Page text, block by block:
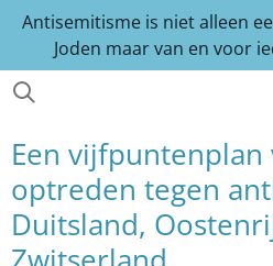
Ga
naar
de
Antisemitisme is niet alleen
Joden maar van en voor
Een
optreden tegen
Duitsland,